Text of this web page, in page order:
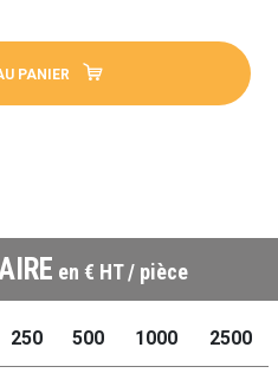
PANIER
en € HT / pièce
250 500 1000 2500